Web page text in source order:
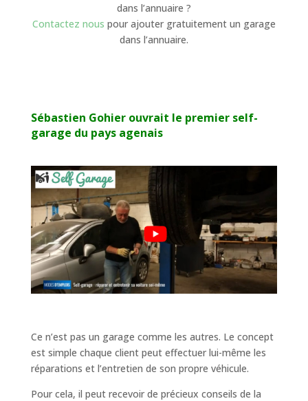
dans l’annuaire ?
Contactez nous pour ajouter gratuitement un garage
dans l’annuaire.
Sébastien Gohier ouvrait le premier self-
garage du pays agenais
Ce n’est pas un garage comme les autres. Le concept
est simple chaque client peut effectuer lui-même les
réparations et l’entretien de son propre véhicule.
Pour cela, il peut recevoir de précieux conseils de la